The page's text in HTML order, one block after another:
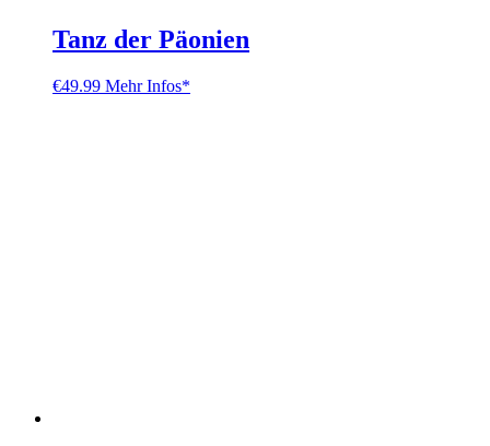
Tanz der Päonien
€49.99 Mehr Infos*